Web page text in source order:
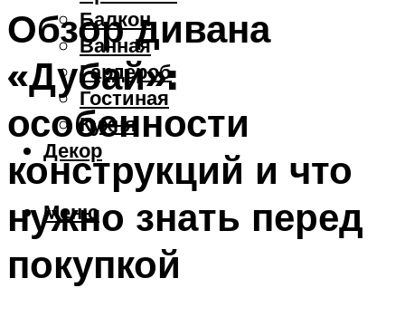
Балкон
Ванная
Гардероб
Гостиная
Кухня
Декор
Меню
Обзор дивана
«Дубай»:
особенности
конструкций и что
нужно знать перед
покупкой